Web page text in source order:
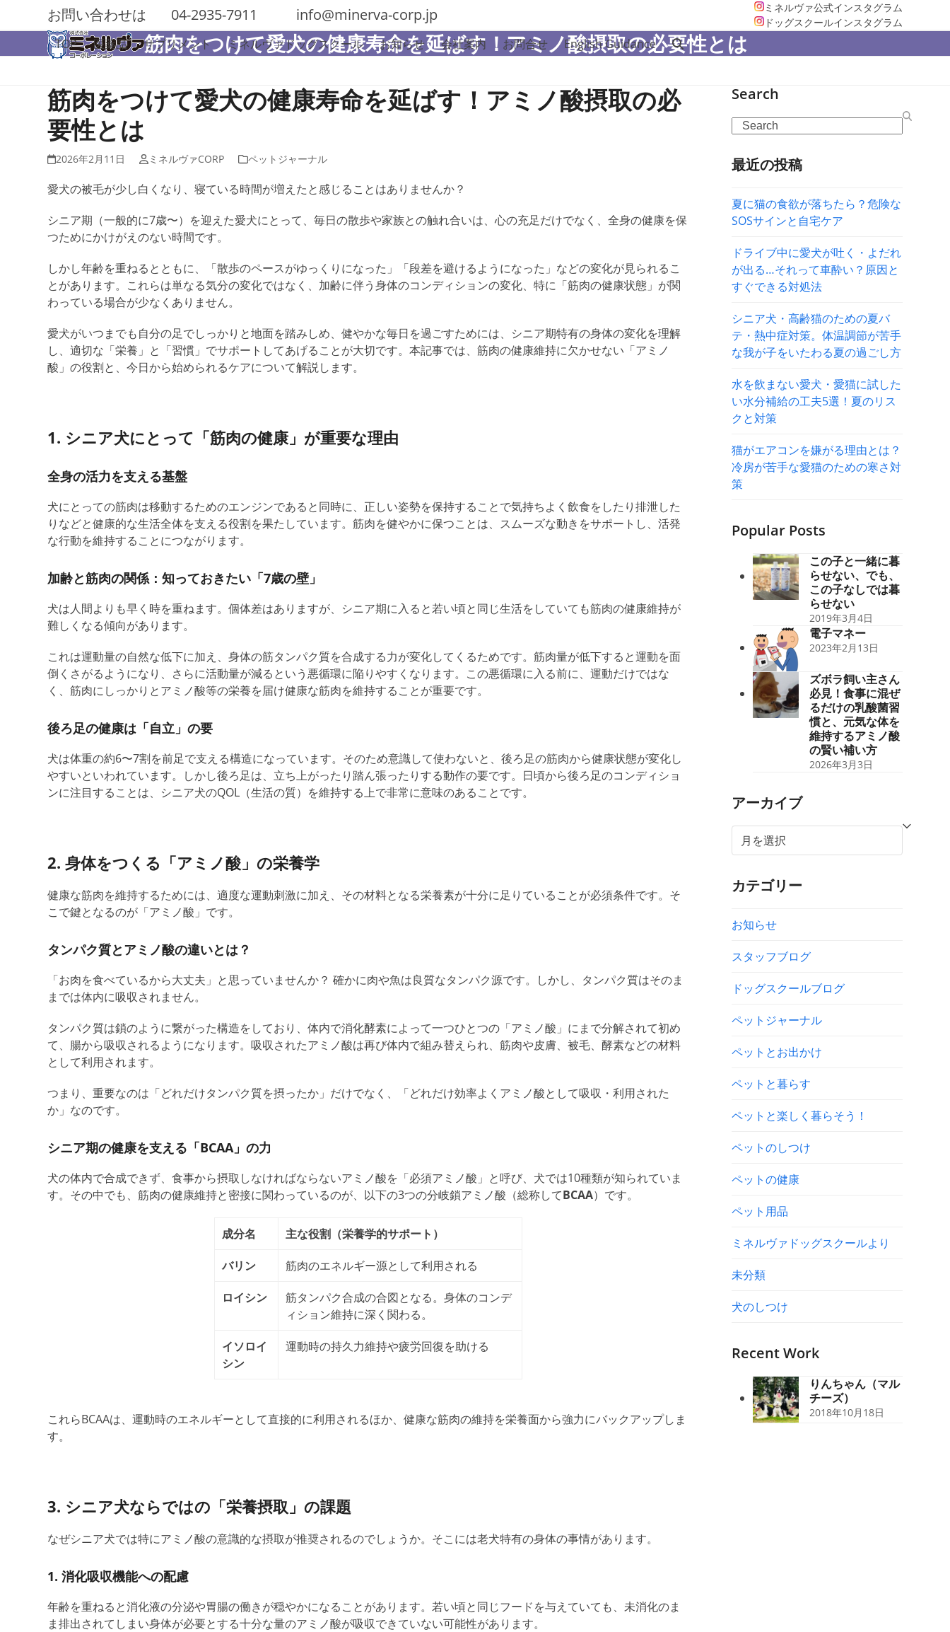
お問い合わせは 04-2935-7911 info@minerva-corp.jp
ミネルヴァ公式インスタグラム
ドッグスクールインスタグラム
TOP 医薬品 サプリメント ミネルヴァドッグスクール お知らせ 会社案内 お問合せ English Guidance
筋肉をつけて愛犬の健康寿命を延ばす！アミノ酸摂取の必要性とは
筋肉をつけて愛犬の健康寿命を延ばす！アミノ酸摂取の必
要性とは
2026年2月11日 ミネルヴァCORP ペットジャーナル
愛犬の被毛が少し白くなり、寝ている時間が増えたと感じることはありませんか？
シニア期（一般的に7歳〜）を迎えた愛犬にとって、毎日の散歩や家族との触れ合いは、心の充足だけでなく、全身の健康を保
つためにかけがえのない時間です。
しかし年齢を重ねるとともに、「散歩のペースがゆっくりになった」「段差を避けるようになった」 などの変化が見られるこ
とがあります。これらは単なる気分の変化ではなく、加齢に伴う身体のコンディションの変化、特に「筋肉の健康状態」が関
わっている場合が少なくありません。
愛犬がいつまでも自分の足でしっかりと地面を踏みしめ、健やかな毎日を過ごすためには、シニア期特有の身体の変化を理解
し、適切な「栄養」と「習慣」でサポートしてあげることが大切です。本記事では、筋肉の健康維持に欠かせない「アミノ
酸」の役割と、今日から始められるケアについて解説します。
1. シニア犬にとって「筋肉の健康」が重要な理由
全身の活力を支える基盤
犬にとっての筋肉は移動するためのエンジンであると同時に、 正しい姿勢を保持することで気持ちよく飲食をしたり排泄した
りなどと健康的な生活全体を支える役割を果たしています。筋肉を健やかに保つことは、 スムーズな動きをサポートし、活発
な行動を維持することにつながります。
加齢と筋肉の関係：知っておきたい「7歳の壁」
犬は人間よりも早く時を重ねます。個体差はありますが、シニア期に入ると若い頃と同じ生活をしていても筋肉の健康維持が
難しくなる傾向があります。
これは運動量の自然な低下に加え、身体の筋タンパク質を合成する力が変化してくるためです。筋肉量が低下すると運動を面
倒くさがるようになり、さらに活動量が減るという悪循環に陥りやすくなります。この悪循環に入る前に、運動だけではな
く、筋肉にしっかりとアミノ酸等の栄養を届け健康な筋肉を維持することが重要です。
後ろ足の健康は「自立」の要
犬は体重の約6〜7割を前足で支える構造になっています。そのため意識して使わないと、後ろ足の筋肉から健康状態が変化し
やすいといわれています。
しかし後ろ足は、立ち上がったり 踏ん張ったりする動作の要です。日頃から後ろ足のコンディショ
ンに注目することは、シニア犬のQOL（生活の質）を維持する上で非常に意味のあることです。
2. 身体をつくる「アミノ酸」の栄養学
健康な筋肉を維持するためには、適度な運動刺激に加え、その材料となる栄養素が十分に足りていることが必須条件です。そ
こで鍵となるのが「アミノ酸」です。
タンパク質とアミノ酸の違いとは？
「お肉を食べているから大丈夫」と思っていませんか？ 確かに肉や魚は良質なタンパク源です。しかし、タンパク質はそのま
までは体内に吸収されません。
タンパク質は鎖のように繋がった構造をしており、体内で消化酵素によって一つひとつの「アミノ酸」にまで分解されて初め
て、腸から吸収されるようになり ます。吸収されたアミノ酸は再び体内で組み替えられ、筋肉や皮膚、被毛、酵素などの材料
として利用されます。
つまり、重要なのは「どれだけタンパク質を摂ったか」だけでなく、「どれだけ効率よくアミノ酸として吸収・利用された
か」なのです。
シニア期の健康を支える「BCAA」の力
犬の体内で合成できず、食事から摂取しなければならないアミノ酸を「必須アミノ酸」と呼び、犬では10種類が知られていま
す。その中でも、筋肉の健康維持と密接に関わっているのが、以下の3つの分岐鎖アミノ酸（総称してBCAA）です。
成分名 主な役割（栄養学的サポート）
バリン 筋肉のエネルギー源として利用される
ロイシン 筋タンパク合成の合図となる。 身体のコンデ
ィション維持に深く関わる。
イソロイ
シン
運動時の持久力維持や疲労回復を助ける
これらBCAAは、運動時のエネルギーとして直接的に利用されるほか、健康な筋肉の維持を栄養面から強力にバックアップしま
す。
3. シニア犬ならではの「栄養摂取」の課題
なぜシニア犬では特にアミノ酸の意識的な摂取が推奨されるのでしょうか。そこには老犬特有の身体の事情があります。
1. 消化吸収機能への配慮
年齢を重ねると消化液の分泌や胃腸の働きが穏やかになることがあります。若い頃と同じフードを与えていても、未消化のま
ま排出されてしま い身体が必要とする十分な量のアミノ酸が吸収できていない可能性があります。
Search
Search
最近の投稿
夏に猫の食欲が落ちたら？危険な
SOSサインと自宅ケア
ドライブ中に愛犬が吐く・よだれ
が出る…それって車酔い？原因と
すぐできる対処法
シニア犬・高齢猫のための夏バ
テ・熱中症対策。体温調節が苦手
な我が子をいたわる夏の過ごし方
水を飲まない愛犬・愛猫に試した
い水分補給の工夫5選！夏のリス
クと対策
猫がエアコンを嫌がる理由とは？
冷房が苦手な愛猫のための寒さ対
策
Popular Posts
この子と一緒に暮
らせない、でも、
この子なしでは暮
らせない
2019年3月4日
電子マネー
2023年2月13日
ズボラ飼い主さん
必見！食事に混ぜ
るだけの乳酸菌習
慣と、元気な体を
維持するアミノ酸
の賢い補い方
2026年3月3日
アーカイブ
ー
イ
カテゴリー
お知らせ
スタッフブログ
ドッグスクールブログ
ペットジャーナル
ペットとお出かけ
ペットと暮らす
ペットと楽しく暮らそう！
ペットのしつけ
ペットの健康
ペット用品
ミネルヴァドッグスクールより
未分類
犬のしつけ
Recent Work
りんちゃん（マル
チーズ）
2018年10月18日